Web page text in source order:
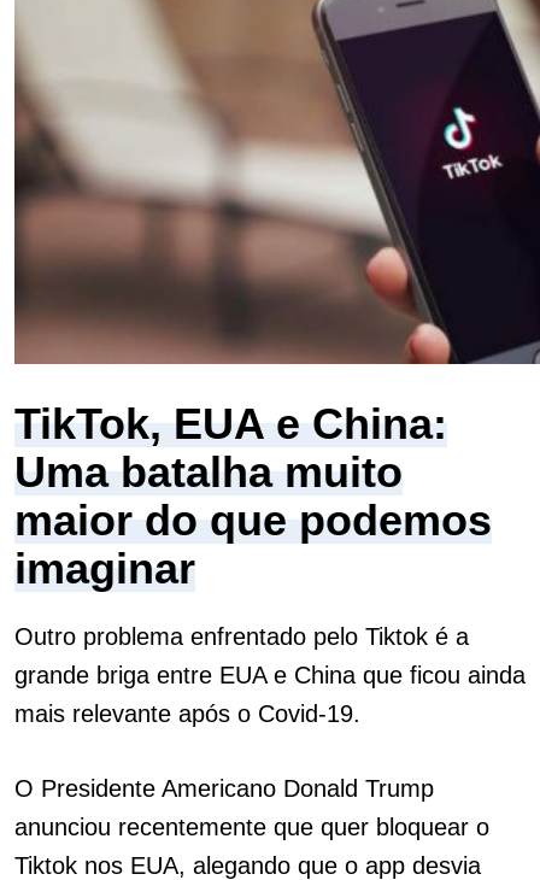
TikTok, EUA e China:
Uma batalha muito
maior do que podemos
imaginar
Outro problema enfrentado pelo Tiktok é a
grande briga entre EUA e China que ficou ainda
mais relevante após o Covid-19.
O Presidente Americano Donald Trump
anunciou recentemente que quer bloquear o
Tiktok nos EUA, alegando que o app desvia